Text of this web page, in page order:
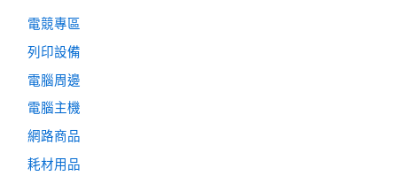
電競專區
列印設備
電腦周邊
電腦主機
網路商品
耗材用品